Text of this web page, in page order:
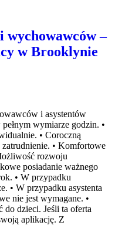
wychowawców –
w Brooklynie
i asystentów
wymiarze godzin. •
• Coroczną
• Komfortowe
rozwoju
posiadanie ważnego
• W przypadku
• W przypadku asystenta
nie jest wymagane. •
do dzieci. Jeśli ta oferta
aplikację. Z